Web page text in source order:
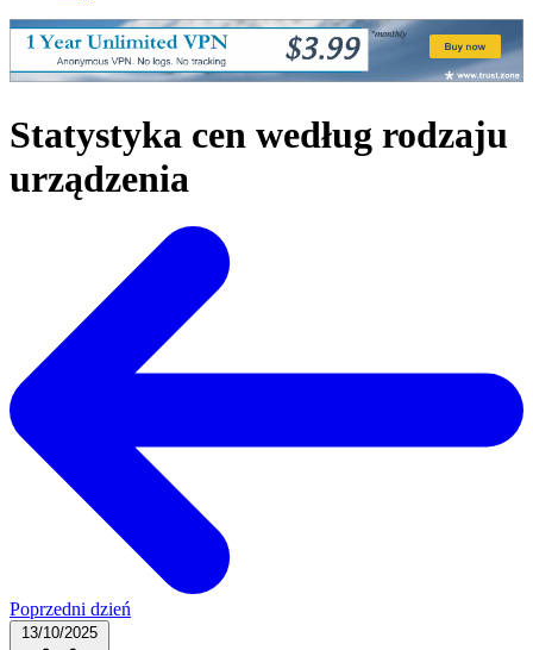
Statystyka cen według rodzaju
urządzenia
Poprzedni dzień
13/10/2025